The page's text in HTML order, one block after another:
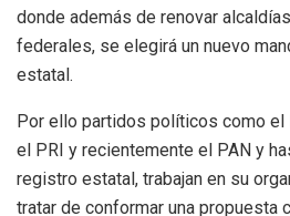
donde además de renovar
federales, se elegirá un nuevo
estatal.
Por ello partidos políticos como el
el PRI y recientemente el PAN y
registro estatal, trabajan en su
tratar de conformar una propuesta